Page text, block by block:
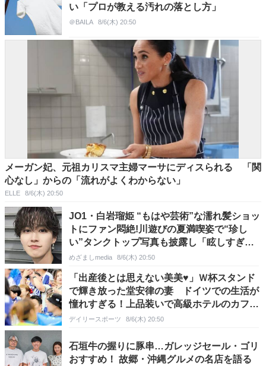
い「プロが教える汚れの落とし方」
＠BAILA 8/6(木) 20:50
メーガン妃、元祖カリスマ主婦マーサにディスられる 「関
心なし」からの「流れがよくわからない」
ELLE 8/6(木) 20:50
JO1・白岩瑠姫 “もはや芸術”な濡れ髪ショッ
トにファン悶絶!川遊びの夏満喫姿で“珍し
い”タンクトップ写真も披露し「眩しすぎて
一旦閉じた」
めざましmedia 8/6(木) 20:50
「出産後とは思えない美美♥」Ｗ杯スタンド
で輝き放った堂安律の妻 ドイツでの生活が
憧れすぎる！上品装いで高級ホテルのカフェ
へ「本当に可愛い♥」
デイリースポーツ 8/6(木) 20:50
石垣牛の握りに豚串…ガレッジセール・ゴリ
おすすめ！ 故郷・沖縄グルメの名店を語る